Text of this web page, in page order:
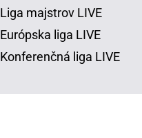
Liga majstrov LIVE
Európska liga LIVE
Konferenčná liga LIVE